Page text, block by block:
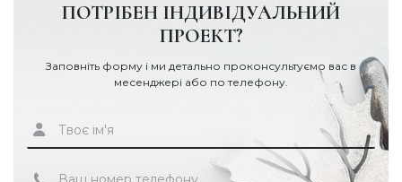
ПОТРІБЕН ІНДИВІДУАЛЬНИЙ
ПРОЕКТ?
Заповніть форму і ми детально проконсультуємо вас в
месенджері або по телефону.